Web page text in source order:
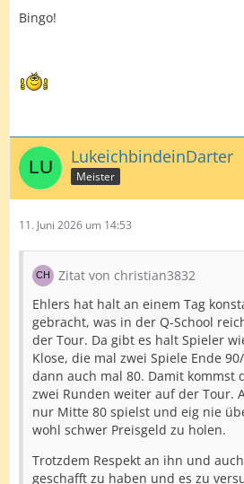
Bingo!
LukeichbindeinDarter
Meister
11. Juni 2026 um 14:53
Zitat von christian3832
Ehlers hat halt an einem Tag
gebracht, was in der Q-School
der Tour. Da gibt es halt Spieler
Klose, die mal zwei Spiele Ende
dann auch mal 80. Damit kommst
zwei Runden weiter auf der Tour.
nur Mitte 80 spielst und eig nie
wohl schwer Preisgeld zu holen.
Trotzdem Respekt an ihn und
geschafft zu haben und es zu